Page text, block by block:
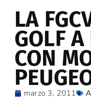
LA
GOLF
CON
marzo 3, 2011